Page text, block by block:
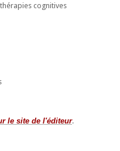
cognitives
le site de l'éditeur.